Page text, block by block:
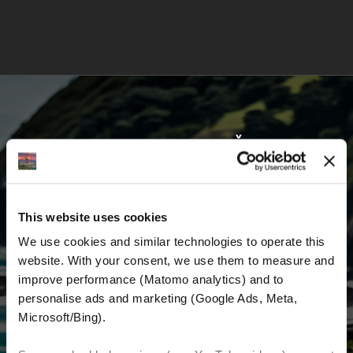
This website uses cookies
We use cookies and similar technologies to operate this
website. With your consent, we use them to measure and
improve performance (Matomo analytics) and to
personalise ads and marketing (Google Ads, Meta,
Microsoft/Bing).
VOZITE S NAMA I KRENITE ŽIVETI SVOJ
Prvi saznajte najnovije vijesti, najbolje ponude
i detaljne informacije o nama i svemu
vezanom uz motociklizam diljem svijeta.
E-mail*